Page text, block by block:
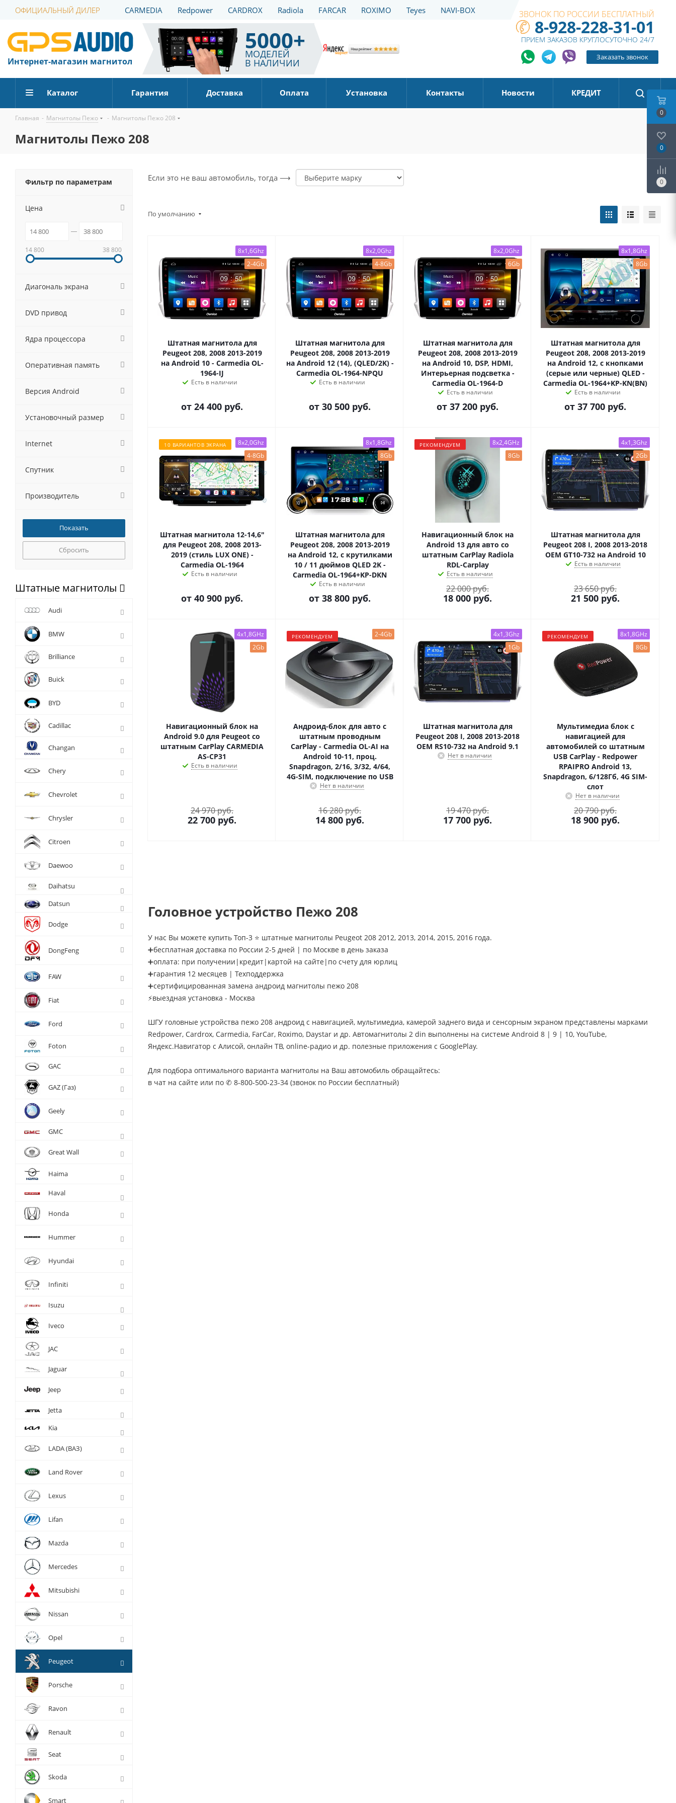
ОФИЦИАЛЬНЫЙ ДИЛЕР CARMEDIA Redpower CARDROX Radiola FARCAR ROXIMO Teyes NAVI-BOX
Интернет-магазин магнитол
5000+
МОДЕЛЕЙ
В НАЛИЧИИ
ЗВОНОК ПО РОССИИ БЕСПЛАТНЫЙ
8-928-228-31-01
ПРИЕМ ЗАКАЗОВ КРУГЛОСУТОЧНО 24/7
Заказать звонок
Каталог Гарантия Доставка Оплата Установка Контакты Новости КРЕДИТ
Главная - Магнитолы Пежо - Магнитолы Пежо 208
Магнитолы Пежо 208
Если это не ваш автомобиль, тогда ⟶
По умолчанию
8x1,6Ghz
2-4Gb
Штатная магнитола для
Peugeot 208, 2008 2013-2019
на Android 10 - Carmedia OL-
1964-IJ
Есть в наличии
от 24 400 руб.
8x2,0Ghz
4-8Gb
Штатная магнитола для
Peugeot 208, 2008 2013-2019
на Android 12 (14), (QLED/2K) -
Carmedia OL-1964-NPQU
Есть в наличии
от 30 500 руб.
8x2,0Ghz
6Gb
Штатная магнитола для
Peugeot 208, 2008 2013-2019
на Android 10, DSP, HDMI,
Интерьерная подсветка -
Carmedia OL-1964-D
Есть в наличии
от 37 200 руб.
8x1,8Ghz
8Gb
Штатная магнитола для
Peugeot 208, 2008 2013-2019
на Android 12, с кнопками
(серые или черные) QLED -
Carmedia OL-1964+KP-KN(BN)
Есть в наличии
от 37 700 руб.
10 ВАРИАНТОВ ЭКРАНА
8x2,0Ghz
4-8Gb
Штатная магнитола 12-14,6"
для Peugeot 208, 2008 2013-
2019 (стиль LUX ONE) -
Carmedia OL-1964
Есть в наличии
от 40 900 руб.
8x1,8Ghz
8Gb
Штатная магнитола для
Peugeot 208, 2008 2013-2019
на Android 12, с крутилками
10 / 11 дюймов QLED 2K -
Carmedia OL-1964+KP-DKN
Есть в наличии
от 38 800 руб.
РЕКОМЕНДУЕМ
8x2,4GHz
8Gb
Навигационный блок на
Android 13 для авто со
штатным CarPlay Radiola
RDL-Carplay
Есть в наличии
22 000 руб.
18 000 руб.
4x1,3Ghz
2Gb
Штатная магнитола для
Peugeot 208 I, 2008 2013-2018
OEM GT10-732 на Android 10
Есть в наличии
23 650 руб.
21 500 руб.
4x1,8GHz
2Gb
Навигационный блок на
Android 9.0 для Peugeot со
штатным CarPlay CARMEDIA
AS-CP31
Есть в наличии
24 970 руб.
22 700 руб.
РЕКОМЕНДУЕМ 2-4Gb
Андроид-блок для авто с
штатным проводным
CarPlay - Carmedia OL-AI на
Android 10-11, проц.
Snapdragon, 2/16, 3/32, 4/64,
4G-SIM, подключение по USB
Нет в наличии
16 280 руб.
14 800 руб.
4x1,3Ghz
1Gb
Штатная магнитола для
Peugeot 208 I, 2008 2013-2018
OEM RS10-732 на Android 9.1
Нет в наличии
19 470 руб.
17 700 руб.
РЕКОМЕНДУЕМ
8x1,8GHz
8Gb
Мультимедиа блок с
навигацией для
автомобилей со штатным
USB CarPlay - Redpower
RPAIPRO Android 13,
Snapdragon, 6/128Гб, 4G SIM-
слот
Нет в наличии
20 790 руб.
18 900 руб.
Головное устройство Пежо 208
У нас Вы можете купить Топ-3 ⭐ штатные магнитолы Peugeot 208 2012, 2013, 2014, 2015, 2016 года.
➕бесплатная доставка по России 2-5 дней | по Москве в день заказа
➕оплата: при получении|кредит|картой на сайте|по счету для юрлиц
➕гарантия 12 месяцев | Техподдержка
➕сертифицированная замена андроид магнитолы пежо 208
⚡выездная установка - Москва
ШГУ головные устройства пежо 208 андроид с навигацией, мультимедиа, камерой заднего вида и сенсорным экраном представлены марками
Redpower, Cardrox, Carmedia, FarCar, Roximo, Daystar и др. Автомагнитолы 2 din выполнены на системе Android 8 | 9 | 10, YouTube,
Яндекс.Навигатор с Алисой, онлайн ТВ, online-радио и др. полезные приложения с GooglePlay.
Для подбора оптимального варианта магнитолы на Ваш автомобиль обращайтесь:
в чат на сайте или по ✆ 8-800-500-23-34 (звонок по России бесплатный)
Фильтр по параметрам
Цена
14 800 38 800
Диагональ экрана
DVD привод
Ядра процессора
Оперативная память
Версия Android
Установочный размер
Internet
Спутник
Производитель
Сбросить
Штатные магнитолы
Audi
BMW
Brilliance
Buick
BYD
Cadillac
Changan
Chery
Chevrolet
Chrysler
Citroen
Daewoo
Daihatsu
Datsun
Dodge
DongFeng
FAW
Fiat
Ford
Foton
GAC
GAZ (Газ)
Geely
GMC
Great Wall
Haima
Haval
Honda
Hummer
Hyundai
Infiniti
Isuzu
Iveco
JAC
Jaguar
Jeep
Jetta
Kia
LADA (ВАЗ)
Land Rover
Lexus
Lifan
Mazda
Mercedes
Mitsubishi
Nissan
Opel
Peugeot
Porsche
Ravon
Renault
Seat
Skoda
Smart
0
0
0